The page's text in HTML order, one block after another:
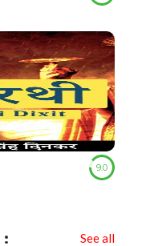
9.0
See all